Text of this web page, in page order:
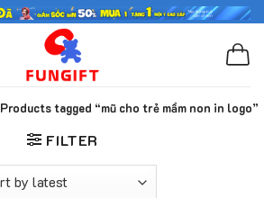
Products tagged “mũ cho trẻ mầm non in logo”
FILTER